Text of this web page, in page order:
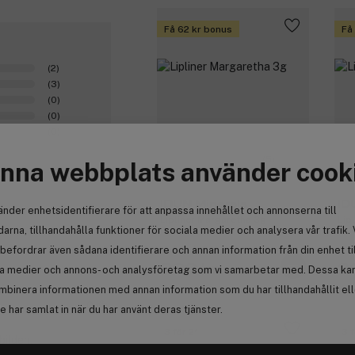
webbplats använder
enhetsidentifierare för att anpassa innehållet och annonserna till
tillhandahålla funktioner för sociala medier och analysera vår trafik.
även sådana identifierare och annan information från din enhet
medier och annons- och analysföretag som vi samarbetar med. Dessa
informationen med annan information som du har tillhandahållit
har samlat in när du har använt deras tjänster.
Få 62 kr bonus
IDUN Minerals
Lipliner Margaretha 3g
206 kr
(2)
(3)
(0)
(0)
0